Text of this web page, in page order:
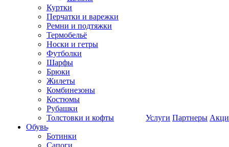
Куртки
Перчатки и варежки
Ремни и подтяжки
Термобельё
Носки и гетры
Футболки
Шарфы
Брюки
Жилеты
Комбинезоны
Костюмы
Рубашки
Толстовки и кофты
Обувь
Ботинки
Сапоги
Услуги Партнеры